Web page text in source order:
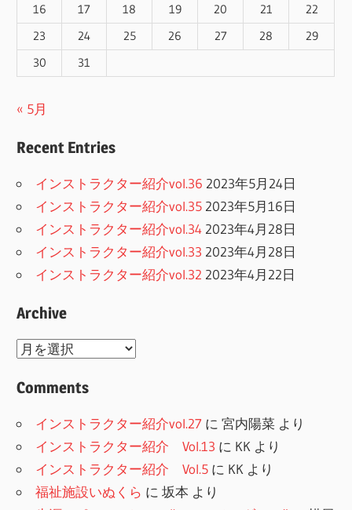
16
17 18 19 20 21
22
23
24 25 26 27 28
29
30
31
« 5月
Recent Entries
インストラクター紹介vol.36 2023年5月24日
インストラクター紹介vol.35 2023年5月16日
インストラクター紹介vol.34 2023年4月28日
インストラクター紹介vol.33 2023年4月28日
インストラクター紹介vol.32 2023年4月22日
Archive
Archive
Comments
インストラクター紹介vol.27 に宮内陽菜 より
インストラクター紹介 Vol.13 に KK より
インストラクター紹介 Vol.5 に KK より
福祉施設いぬくら に坂本 より